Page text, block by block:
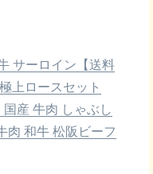
サーロイン【送料
上ロースセット
国産 牛肉 しゃぶし
肉 和牛 松阪ビーフ